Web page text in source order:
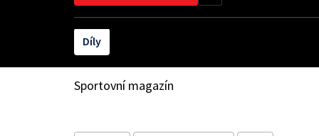
Díly
Sportovní magazín